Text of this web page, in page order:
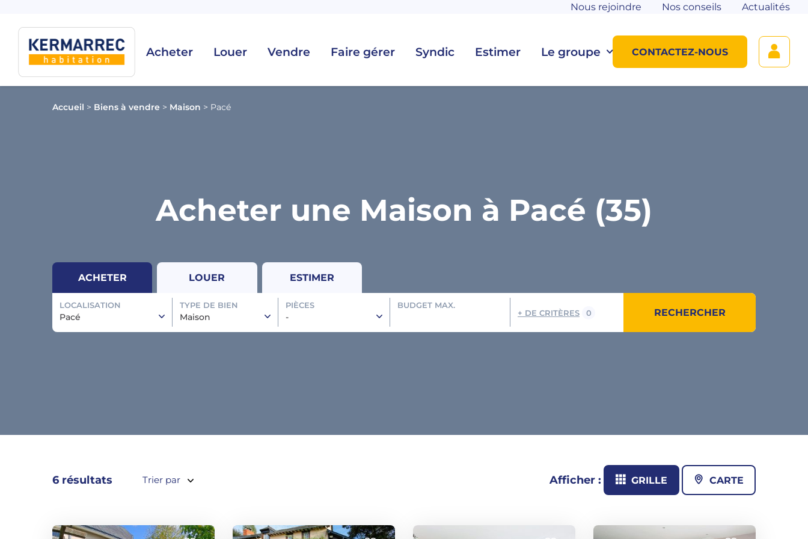
Acheter Louer Vendre Faire gérer Syndic Estimer Le groupe
Nous rejoindre Nos conseils Actualités
CONTACTEZ-NOUS
Accueil > Biens à vendre > Maison > Pacé
Acheter une Maison à Pacé (35)
ACHETER LOUER ESTIMER
LOCALISATION
Pacé
TYPE DE BIEN
Maison
PIÈCES
-
BUDGET MAX.
+ DE CRITÈRES 0 RECHERCHER
6 résultats Trier par Afficher : GRILLE CARTE